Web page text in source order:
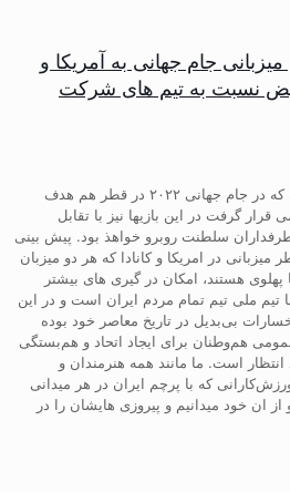
جام جهانی به آمریکا و
نسبت به تیم های شرکت
گودرز اقتداری: تیم ملی همانگونه که در جام جهانی ۲۰۲۲ در قطر هم هدف
گرفت در این بازیها نیز با تقابل
سلطنت روبرو خواهذ بود. پیش بینی
میزبانی در امریکا و کانادا که هر دو میزبان
هستند، امکان در گیری های بیشتر
ملی تیم تمام مردم ایران است و در این
بی‌بدیل در تاریخ معاصر خود بوده
هم‌وطنان برای ایجاد اتحاد و هم‌بستگی
است. ما مانند همه هنرمندان و
که با پرچم ایران در هر میدانی
از ان خود میدانیم و پیروزی هایشان را در